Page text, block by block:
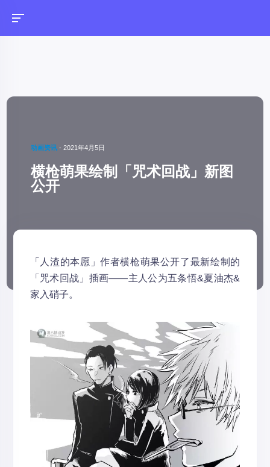
动画资讯 -2021年4月5日
横枪萌果绘制「咒术回战」新图
公开
「人渣的本愿」作者横枪萌果公开了最新绘制的
「咒术回战」插画——主人公为五条悟&夏油杰&
家入硝子。